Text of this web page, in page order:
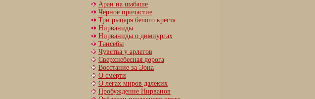
Аран на шабаше
Чёрное причастие
Три рыцаря белого креста
Нирваниды
Нирваниды о димиургах
Тансебы
Чувства у арлегов
Сверхнебесная дорога
Восстание за Эона
О смерти
О легах миров далеких
Пробуждение Нирванов